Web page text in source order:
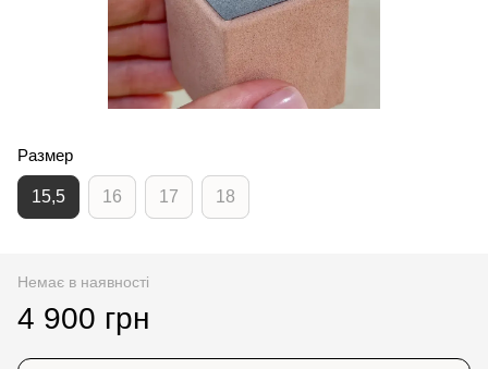
Размер
15,5 16 17 18
Немає в наявності
4 900 грн